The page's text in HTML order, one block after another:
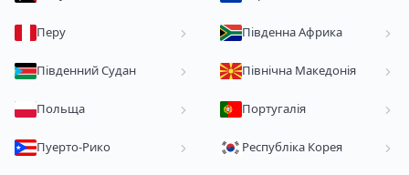
Перу Південна Африка
Південний Судан Північна Македонія
Польща Португалія
Пуерто-Рико Республіка Корея